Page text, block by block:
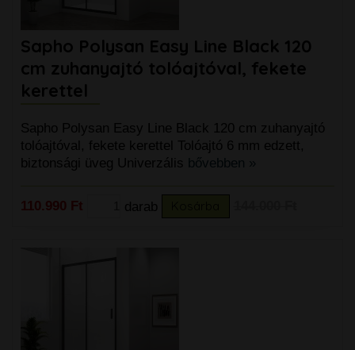
Sapho Polysan Easy Line Black 120
cm zuhanyajtó tolóajtóval, fekete
kerettel
Sapho Polysan Easy Line Black 120 cm zuhanyajtó
tolóajtóval, fekete kerettel Tolóajtó 6 mm edzett,
biztonsági üveg Univerzális bővebben »
110.990 Ft darab